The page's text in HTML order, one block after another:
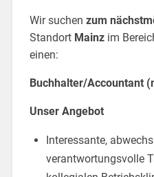
Wir suchen zum
Standort Mainzim
einen:
Buchhalter/Accountant
Unser Angebot
Interessante,
verantwortungsvolle